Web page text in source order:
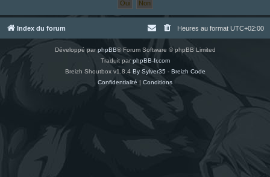
h
Index du forum Heures au format UTC+02:00
Développé parphpBB® Forum Software © phpBB Limited
Traduit parphpBB-fr.com
Breizh Shoutbox v1.8.4 By Sylver35 - Breizh Code
Confidentialité | Conditions